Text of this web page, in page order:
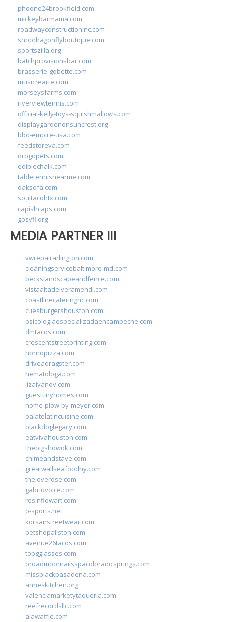
phoone24brookfield.com
mickeybarmama.com
roadwayconstructioninc.com
shopdragonflyboutique.com
sportszilla.org
batchprovisionsbar.com
brasserie-gobette.com
musicrearte.com
morseysfarms.com
riverviewtennis.com
official-kelly-toys-squishmallows.com
displaygardenonsuncrest.org
bbq-empire-usa.com
feedstoreva.com
drogopets.com
ediblechalk.com
tabletennisnearme.com
oaksofa.com
soultacohtx.com
capishcaps.com
gpsyfl.org
MEDIA PARTNER III
vwrepairarlington.com
cleaningservicebaltimore-md.com
beckslandscapeandfence.com
vistaaltadelveramendi.com
coastlinecateringnc.com
cuesburgershouston.com
psicologiaespecializadaencampeche.com
dmtacos.com
crescentstreetprinting.com
hornopizza.com
driveadragster.com
hematologa.com
lizaivanov.com
guesttinyhomes.com
home-plow-by-meyer.com
palatelatincuisine.com
blackdoglegacy.com
eatvivahouston.com
thebigshowok.com
chimeandstave.com
greatwallseafoodny.com
theloverose.com
gabriovoice.com
resinflowart.com
p-sports.net
korsairstreetwear.com
petshopallston.com
avenue26tacos.com
topgglasses.com
broadmoornailsspacoloradosprings.com
missblackpasadena.com
anneskitchen.org
valenciamarketytaqueria.com
reefrecordsllc.com
alawaffle.com